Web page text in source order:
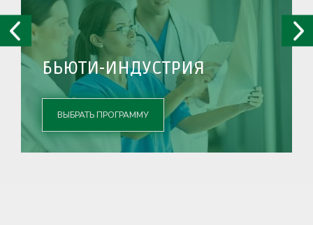
БЬЮТИ-ИНДУСТРИЯ
ВЫБРАТЬ ПРОГРАММУ